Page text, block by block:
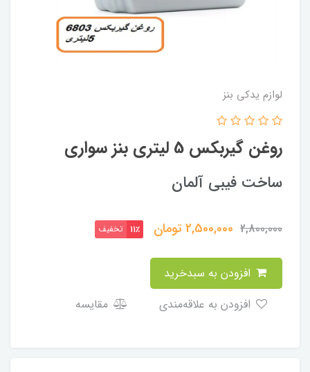
لوازم یدکی بنز
روغن گیربکس 5 لیتری بنز سواری
ساخت فیبی آلمان
2,800,000
2,500,000تومان 11٪ تخفیف
مقایسه